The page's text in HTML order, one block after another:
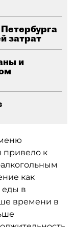
затрат
и
привело к
как
еды в
времени в